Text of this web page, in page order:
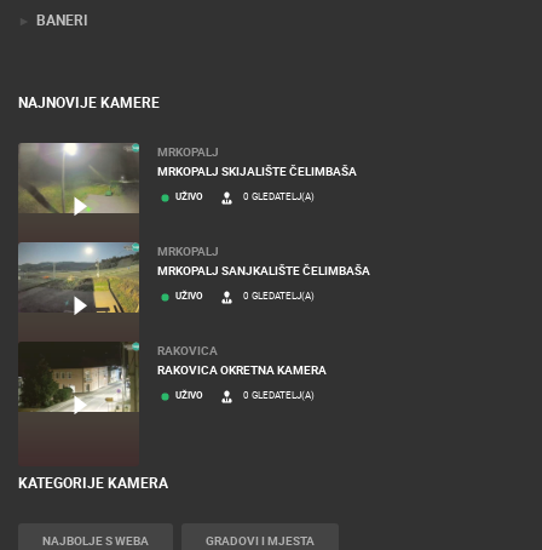
BANERI
NAJNOVIJE KAMERE
MRKOPALJ
MRKOPALJ SKIJALIŠTE ČELIMBAŠA
UŽIVO 0 GLEDATELJ(A)
MRKOPALJ
MRKOPALJ SANJKALIŠTE ČELIMBAŠA
UŽIVO 0 GLEDATELJ(A)
RAKOVICA
RAKOVICA OKRETNA KAMERA
UŽIVO 0 GLEDATELJ(A)
KATEGORIJE KAMERA
NAJBOLJE S WEBA GRADOVI I MJESTA